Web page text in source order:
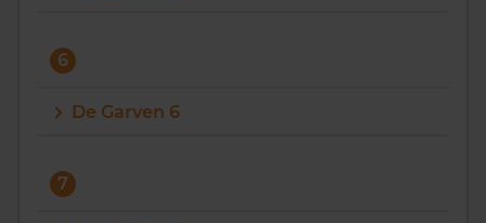
6
De Garven 6
7